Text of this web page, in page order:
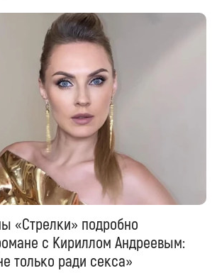
«Стрелки» подробно
с Кириллом Андреевым:
только ради секса»